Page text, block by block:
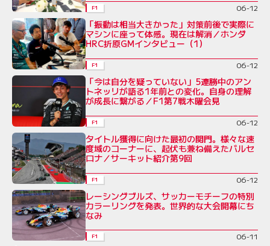
F1 06-12
「振動は相当大きかった」対策前後で実際に
マシンに座って体感。現在は解消／ホンダ
HRC折原GMインタビュー（1）
F1 06-12
「今は自分を疑っていない」5連勝中のアン
トネッリが語る1年前との変化。自身の理解
が成長に繋がる／F1第7戦木曜会見
F1 06-12
タイトル獲得に向けた最初の関門。様々な速
度域のコーナーに、起伏も兼ね備えたバルセ
ロナ／サーキット紹介第9回
F1 06-12
レーシングブルズ、サッカーモチーフの特別
カラーリングを発表。世界的な大会開幕にち
なみ
F1 06-11